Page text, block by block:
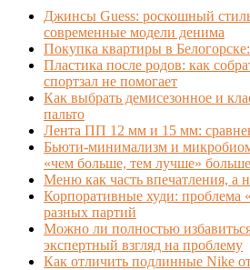
Джинсы Guess: роскошный
современные модели денима
Покупка квартиры в
Пластика после родов: как
спортзал не помогает
Как выбрать демисезонное и
пальто
Лента ПП 12 мм и 15 мм:
Бьюти-минимализм и
«чем больше, тем лучше»
Меню как часть впечатления, а
Корпоративные худи: проблема
разных партий
Можно ли полностью
экспертный взгляд на проблему
Как отличить подлинные Nike